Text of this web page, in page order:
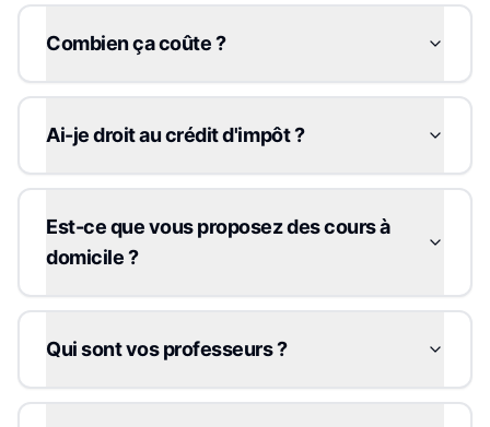
Combien ça coûte ?
Ai-je droit au crédit d'impôt ?
Est-ce que vous proposez des cours à
domicile ?
Qui sont vos professeurs ?